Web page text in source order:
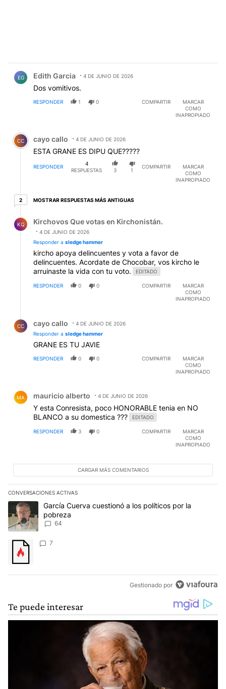
EG Edith Garcia 4 DE JUNIO DE 2026
Dos vomitivos.
RESPONDER 1 0 COMPARTIR
MARCAR
COMO
INAPROPIADO
Comentario de cayo callo.
CC cayo callo 4 DE JUNIO DE 2026
ESTA GRANE ES DIPU QUE?????
RESPONDER
4
RESPUESTAS
3 1
COMPARTIR
MARCAR
COMO
INAPROPIADO
22 respuestas más antiguas
MOSTRAR RESPUESTAS MÁS ANTIGUAS
KQ Kirchovos Que votas en Kirchonistán.
4 DE JUNIO DE 2026
Responder a sledge hammer
kircho apoya delincuentes y vota a favor de
delincuentes. Acordate de Chocobar, vos kircho le
arruinaste la vida con tu voto.
EDITADO
RESPONDER 0 0 COMPARTIR
MARCAR
COMO
INAPROPIADO
CC cayo callo
4 DE JUNIO DE 2026
Responder a sledge hammer
GRANE ES TU JAVIE
RESPONDER 0 0 COMPARTIR
MARCAR
COMO
INAPROPIADO
MA mauricio alberto 4 DE JUNIO DE 2026
Y esta Conresista, poco HONORABLE tenia en NO
BLANCO a su domestica ???
EDITADO
RESPONDER 3 0 COMPARTIR
MARCAR
COMO
INAPROPIADO
CARGAR MÁS COMENTARIOS
CONVERSACIONES ACTIVAS
Este listado muestra los artículos con más comentarios en los
Un artículo de tendencia con el título "García Cuerva cuestionó
García Cuerva cuestionó a los políticos por la
pobreza
64
Un artículo de tendencia con el título "" con 7 comentarios.
7
Gestionado por